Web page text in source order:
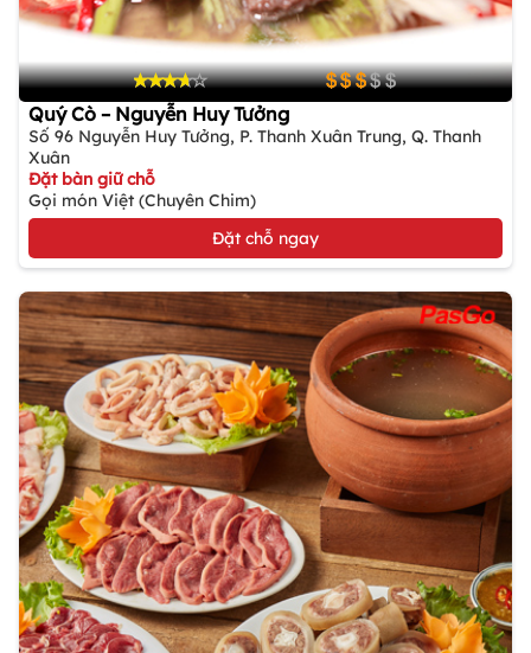
Quý Cò – Nguyễn Huy Tưởng
Số 96 Nguyễn Huy Tưởng, P. Thanh Xuân Trung, Q. Thanh
Xuân
Đặt bàn giữ chỗ
Gọi món Việt (Chuyên Chim)
Đặt chỗ ngay